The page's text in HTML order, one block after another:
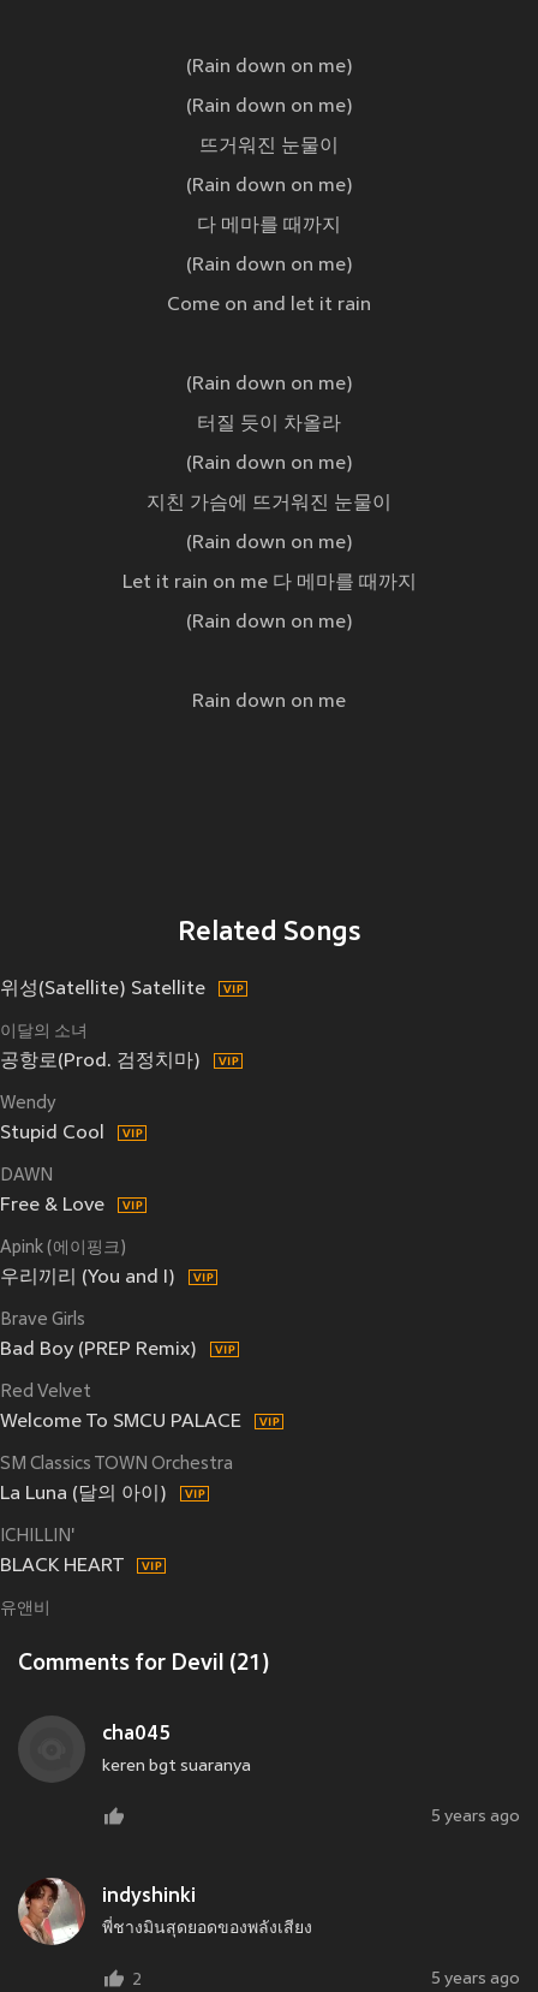
(Rain down on me)
(Rain down on me)
뜨거워진 눈물이
(Rain down on me)
다 메마를 때까지
(Rain down on me)
Come on and let it rain
(Rain down on me)
터질 듯이 차올라
(Rain down on me)
지친 가슴에 뜨거워진 눈물이
(Rain down on me)
Let it rain on me 다 메마를 때까지
(Rain down on me)
Rain down on me
Related Songs
위성(Satellite) Satellite
이달의 소녀
공항로(Prod. 검정치마)
Wendy
Stupid Cool
DAWN
Free & Love
Apink (에이핑크)
우리끼리 (You and I)
Brave Girls
Bad Boy (PREP Remix)
Red Velvet
Welcome To SMCU PALACE
SM Classics TOWN Orchestra
La Luna (달의 아이)
ICHILLIN'
BLACK HEART
유앤비
Comments for Devil (21)
cha045
keren bgt suaranya
5 years ago
indyshinki
พี่ชางมินสุดยอดของพลังเสียง
2 5 years ago